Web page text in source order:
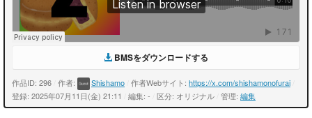
BMSをダウンロードする
作品ID: 296 作者: Shishamo 作者Webサイト: https://x.com/shishamonofurai
登録: 2025年07月11日(金) 21:11
編集: - 区分: オリジナル 管理: 編集